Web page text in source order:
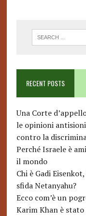
RECENT POSTS
Una Corte
le opinioni
contro la
Perché Israele è
il mondo
Chi è Gadi
sfida Netanyahu?
Ecco com’è un
Karim Khan è